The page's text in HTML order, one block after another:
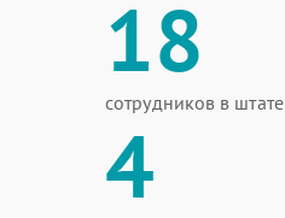
18
сотрудников в штате
4